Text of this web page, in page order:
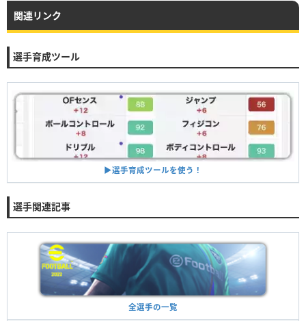
関連リンク
選手育成ツール
▶︎選手育成ツールを使う！
選手関連記事
全選手の一覧